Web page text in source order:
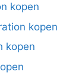
kopen
kopen
kopen